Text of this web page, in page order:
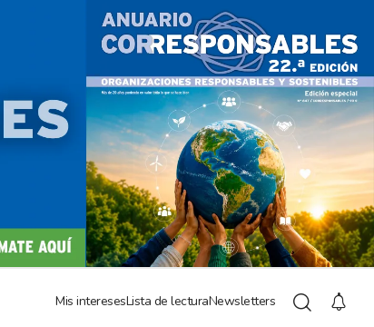
Mis interesesLista de lecturaNewsletters